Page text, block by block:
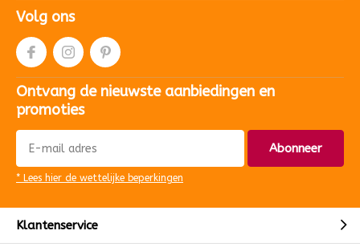
Volg ons
Ontvang de nieuwste aanbiedingen en
promoties
Abonneer
* Lees hier de wettelijke beperkingen
Klantenservice